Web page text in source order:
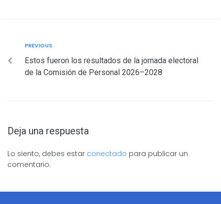
PREVIOUS
Estos fueron los resultados de la jornada electoral
de la Comisión de Personal 2026–2028
Deja una respuesta
Lo siento, debes estar conectado para publicar un
comentario.